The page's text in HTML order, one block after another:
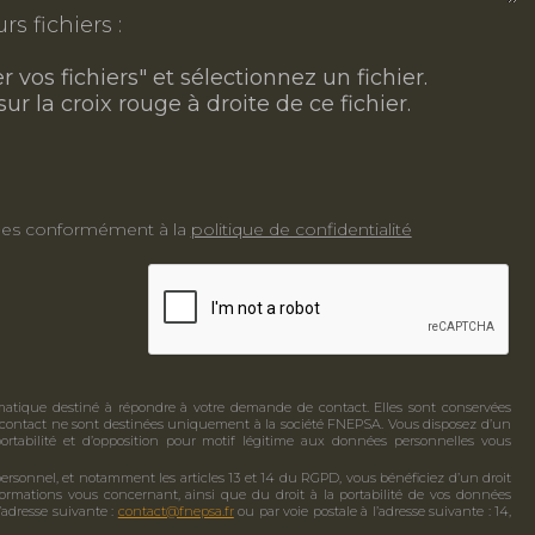
fichiers :
vos fichiers" et sélectionnez un fichier.
la croix rouge à droite de ce fichier.
conformément à la politique de confidentialité
destiné à répondre à votre demande de contact. Elles sont conservées
ne sont destinées uniquement à la société FNEPSA. Vous disposez d’un
et d’opposition pour motif légitime aux données personnelles vous
et notamment les articles 13 et 14 du RGPD, vous bénéficiez d’un droit
vous concernant, ainsi que du droit à la portabilité de vos données
suivante : contact@fnepsa.frou par voie postale à l’adresse suivante : 14,